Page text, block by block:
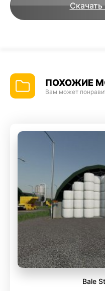
ПОХОЖИЕ
Вам может
Bale